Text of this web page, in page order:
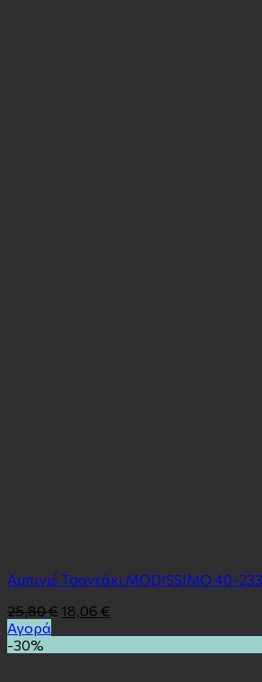
Αμπιγιέ Τσαντάκι MODISSIMO 40-
25,80€ 18,06 €
Αγορά
-30%